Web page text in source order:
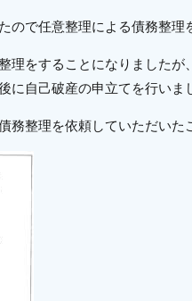
ので任意整理による債務整理
理をすることになりました
に自己破産の申立てを行いま
務整理を依頼していただいた